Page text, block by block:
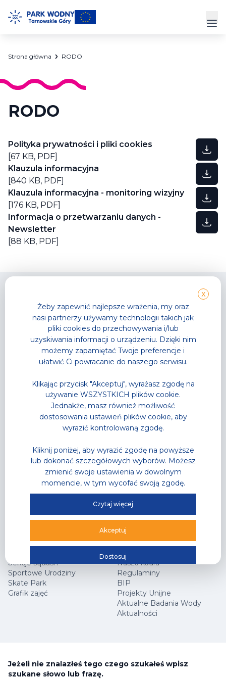
do
Park Wodny
Siłownia
Hala Sportowa
Cennik
Strefa Klienta
Strona główna RODO
RODO
Polityka prywatności i pliki cookies
[67 KB, PDF]
Klauzula informacyjna
[840 KB, PDF]
Klauzula informacyjna - monitoring wizyjny
[176 KB, PDF]
Informacja o przetwarzaniu danych -
Newsletter
[88 KB, PDF]
Park Wodny
Wodne atrakcje
Strefa Saun
Akademia Pływania
Zajęcia w wodzie
Letnia Akademia Przygody
– Półkolonie
Wodne Urodziny
Gastronomia
Sklep Sportowy
Grafik zajęć
Oferta Specjalna
TG GYM PARK
Strefy sportowe
Zajęcia fitness
Cennik
Trenerzy personalni
Grafik zajęć
Squash
Cennik
Sekcje squash
Sportowe Urodziny
Skate Park
Grafik zajęć
Jak dojechać?
pytania
Współpraca marketingowa
Kariera
Programy partnerskie
Nasza kadra
Regulaminy
BIP
Projekty Unijne
Aktualne Badania Wody
Aktualności
Jeżeli nie znalazłeś tego czego szukałeś wpisz
szukane słowo lub frazę.
X
Żeby zapewnić najlepsze wrażenia, my oraz
nasi partnerzy używamy technologii takich jak
pliki cookies do przechowywania i/lub
uzyskiwania informacji o urządzeniu. Dzięki nim
możemy zapamiętać Twoje preferencje i
ułatwić Ci powracanie do naszego serwisu.
Klikając przycisk "Akceptuj", wyrażasz zgodę na
używanie WSZYSTKICH plików cookie.
Jednakże, masz również możliwość
dostosowania ustawień plików cookie, aby
wyrazić kontrolowaną zgodę.
Kliknij poniżej, aby wyrazić zgodę na powyższe
lub dokonać szczegółowych wyborów. Możesz
zmienić swoje ustawienia w dowolnym
momencie, w tym wycofać swoją zgodę.
Czytaj więcej
Akceptuj
Dostosuj